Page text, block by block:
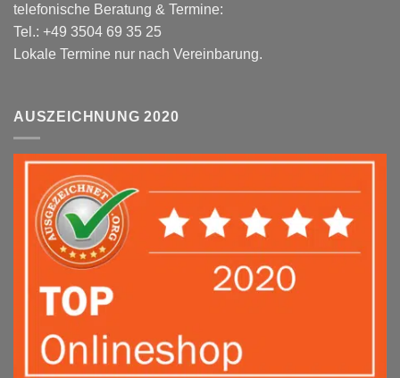
telefonische Beratung & Termine:
Tel.: +49 3504 69 35 25
Lokale Termine nur nach Vereinbarung.
AUSZEICHNUNG 2020